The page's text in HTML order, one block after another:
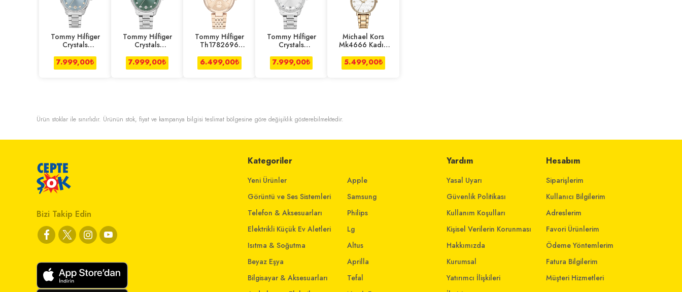
Tommy Hilfiger
Crystals
Kadın Kol Saati
7.999,00₺
Tommy Hilfiger
Crystals
Kadın Kol Saati
7.999,00₺
Tommy Hilfiger
Th1782696
6.499,00₺
Tommy Hilfiger
Crystals
Kadın Kol Saati
7.999,00₺
Michael Kors
Mk4666 Kadın
5.499,00₺
Ürün stoklar ile sınırlıdır. Ürünün stok, fiyat ve kampanya bilgisi teslimat bölgesine göre değişiklik gösterebilmektedir.
Bizi Takip Edin
Kategoriler
Yeni Ürünler
Görüntü ve Ses Sistemleri
Telefon & Aksesuarları
Elektrikli Küçük Ev Aletleri
Isıtma & Soğutma
Beyaz Eşya
Bilgisayar & Aksesuarları
Apple
Samsung
Philips
Lg
Altus
Aprilla
Tefal
Yardım
Yasal Uyarı
Güvenlik Politikası
Kullanım Koşulları
Kişisel Verilerin Korunması
Hakkımızda
Kurumsal
Yatırımcı İlişkileri
Hesabım
Siparişlerim
Kullanıcı Bilgilerim
Adreslerim
Favori Ürünlerim
Ödeme Yöntemlerim
Fatura Bilgilerim
Müşteri Hizmetleri